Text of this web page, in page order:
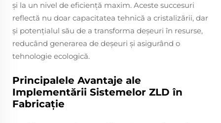
și la un nivel de eficiență maxim. Aceste succesuri
reflectă nu doar capacitatea tehnică a cristalizării, dar
și potențialul său de a transforma deșeuri în resurse,
reducând generarea de deșeuri și asigurând o
tehnologie ecologică.
Principalele Avantaje ale
Implementării Sistemelor ZLD în
Fabricație